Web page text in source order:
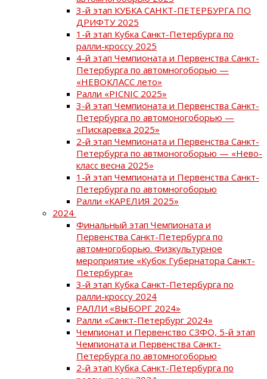
3-й этап КУБКА САНКТ-ПЕТЕРБУРГА ПО
ДРИФТУ 2025
1-й этап Кубка Санкт-Петербурга по
ралли-кроссу 2025
4-й этап Чемпионата и Первенства Санкт-
Петербурга по автомногоборью —
«НЕВОКЛАСС лето»
Ралли «PICNIC 2025»
3-й этап Чемпионата и Первенства Санкт-
Петербурга по автомоногоборью —
«Пискаревка 2025»
2-й этап Чемпионата и Первенства Санкт-
Петербурга по автмоногоборью — «Нево-
класс весна 2025»
1-й этап Чемпионата и Первенства Санкт-
Петербурга по автомногоборью
Ралли «КАРЕЛИЯ 2025»
2024
Финальный этап Чемпионата и
Первенства Санкт-Петербурга по
автомногоборью. Физкультурное
мероприятие «Кубок Губернатора Санкт-
Петербурга»
3-й этап Кубка Санкт-Петербурга по
ралли-кроссу 2024
РАЛЛИ «ВЫБОРГ 2024»
Ралли «Санкт-Петербург 2024»
Чемпионат и Первенство СЗФО, 5-й этап
Чемпионата и Первенства Санкт-
Петербурга по автомногоборью
2-й этап Кубка Санкт-Петербурга по